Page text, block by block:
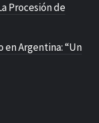
Procesión de
en Argentina: “Un